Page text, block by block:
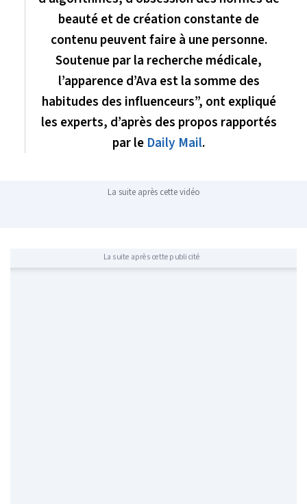
beauté et de création constante de
contenu peuvent faire à une personne.
Soutenue par la recherche médicale,
l’apparence d’Ava est la somme des
habitudes des influenceurs”, ont expliqué
les experts, d’après des propos rapportés
par le Daily Mail.
La suite après cette vidéo
La suite après cette publicité